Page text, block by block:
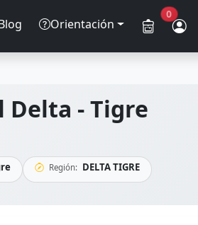
Orientación
0
- Tigre
Región: DELTA TIGRE